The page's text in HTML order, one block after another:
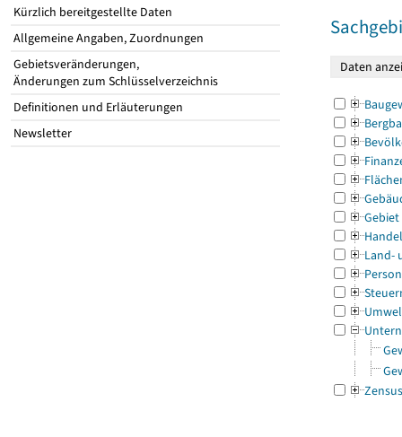
Kürzlich bereitgestellte Daten
Allgemeine Angaben, Zuordnungen
Gebietsveränderungen,
Änderungen zum Schlüsselverzeichnis
Definitionen und Erläuterungen
Newsletter
Gebiet
Land-
Zensus